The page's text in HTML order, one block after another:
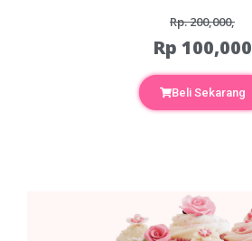
Rp. 200,000,
Rp 100,000
Beli Sekarang